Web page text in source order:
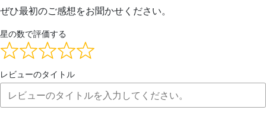
ぜひ最初のご感想をお聞かせください。
星の数で評価する
レビューのタイトル